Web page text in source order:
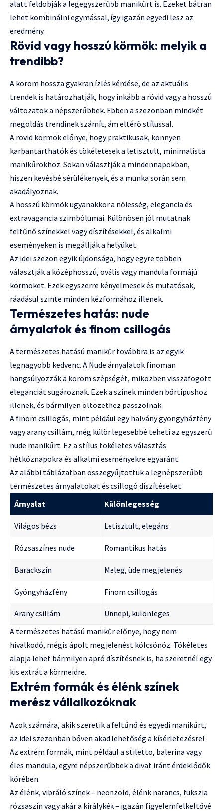
alatt feldobják a legegyszerűbb manikűrt is. Ezeket bátran
lehet kombinálni egymással, így igazán egyedi lesz az
eredmény.
Rövid vagy hosszú körmök: melyik a
trendibb?
A köröm hossza gyakran ízlés kérdése, de az aktuális
trendek is határozhatják, hogy inkább a rövid vagy a hosszú
változatok a népszerűbbek. Ebben a szezonban mindkét
megoldás trendinek számít, ám eltérő stílussal.
A rövid körmök előnye, hogy praktikusak, könnyen
karbantarthatók és tökéletesek a letisztult, minimalista
manikűrökhöz. Sokan választják a mindennapokban,
hiszen kevésbé sérülékenyek, és a munka során sem
akadályoznak.
A hosszú körmök ugyanakkor a nőiesség, elegancia és
extravagancia szimbólumai. Különösen jól mutatnak
feltűnő színekkel vagy díszítésekkel, és alkalmi
eseményeken is megállják a helyüket.
Az idei szezon egyik újdonsága, hogy egyre többen
választják a középhosszú, ovális vagy mandula formájú
körmöket. Ezek egyszerre kényelmesek és mutatósak,
ráadásul szinte minden kézformához illenek.
Természetes hatás: nude
árnyalatok és finom csillogás
A természetes hatású manikűr továbbra is az egyik
legnagyobb kedvenc. A Nude árnyalatok finoman
hangsúlyozzák a köröm szépségét, miközben visszafogott
eleganciát sugároznak. Ezek a színek minden bőrtípushoz
illenek, és bármilyen öltözethez passzolnak.
A finom csillogás, mint például egy halvány gyöngyházfény
vagy arany csillám, még különlegesebbé teheti az egyszerű
nude manikűrt. Ez a stílus tökéletes választás
hétköznapokra és alkalmi eseményekre egyaránt.
Az alábbi táblázatban összegyűjtöttük a legnépszerűbb
természetes árnyalatokat és csillogó díszítéseket:
Árnyalat
Különlegesség
Világos bézs Letisztult, elegáns
Rózsaszínes nude Romantikus hatás
Barackszín Meleg, üde megjelenés
Gyöngyházfény Finom csillogás
Arany csillám
Ünnepi, különleges
A természetes hatású manikűr előnye, hogy nem
hivalkodó, mégis ápolt megjelenést kölcsönöz. Tökéletes
alapja lehet bármilyen apró díszítésnek is, ha szeretnél egy
kis extrát a körmeidre.
Extrém formák és élénk színek
merész vállalkozóknak
Azok számára, akik szeretik a feltűnő és egyedi manikűrt,
az idei szezonban bőven akad lehetőség a kísérletezésre!
Az extrém formák, mint például a stiletto, balerina vagy
éles mandula, egyre népszerűbbek a divat iránt érdeklődők
körében.
Az élénk, vibráló színek – neonzöld, élénk narancs, fukszia
rózsaszín vagy akár a királykék – igazán figyelemfelkeltővé